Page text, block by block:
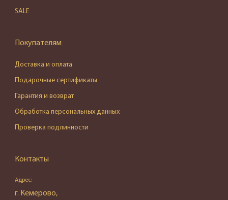
SALE
Покупателям
Доставка и оплата
Подарочные сертификаты
Гарантия и возврат
Обработка персональных данных
Проверка подлинности
Контакты
Адрес:
г. Кемерово,